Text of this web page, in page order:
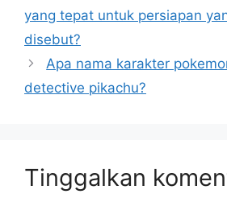
yang tepat untuk persiapan
disebut?
Apa nama karakter
detective pikachu?
Tinggalkan